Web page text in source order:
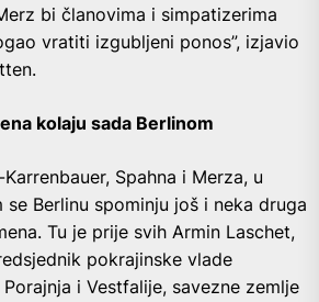
bi članovima i simpatizerima
vratiti izgubljeni ponos”, izjavio
kolaju sada Berlinom
Spahna i Merza, u
Berlinu spominju još i neka druga
Tu je prije svih Armin Laschet,
pokrajinske vlade
i Vestfalije, savezne zemlje